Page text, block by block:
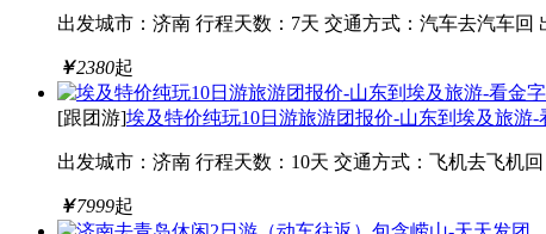
出发城市：济南 行程天数：7天 交通方式：汽车去汽车回
￥2380起
[跟团游]埃及特价纯玩10日游旅游团报价-山东到埃及旅游-
出发城市：济南 行程天数：10天 交通方式：飞机去飞机回
￥7999起